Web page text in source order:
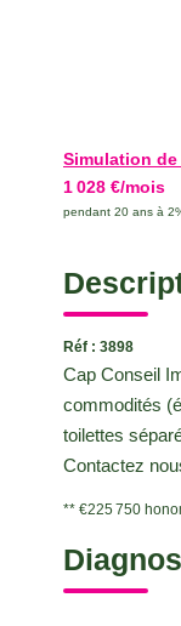
Simulation
1 028 €/mois
pendant 20 ans à
Réf : 3898
Cap Conseil
commodités
toilettes
Contactez
** €225 750